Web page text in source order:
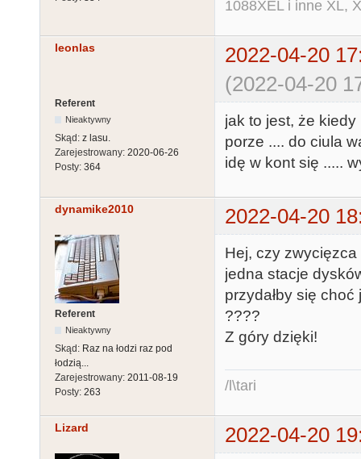
1088XEL i inne XL,
leonlas
2022-04-20
(2022-04-20
Referent
Nieaktywny
Skąd: z lasu.
Zarejestrowany: 2020-06-26
Posty: 364
jak to jest, że
porze .... do ciula
idę w kont się .....
dynamike2010 2022-04-20
Referent
Nieaktywny
Skąd: Raz na łodzi raz pod
łodzią...
Zarejestrowany: 2011-08-19
Posty: 263
Hej, czy
jedna stacje
przydałby się
????
Z góry dzięki!
/l\tari
Lizard 2022-04-20